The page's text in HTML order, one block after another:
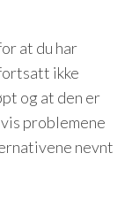
at du har
ikke
og at den er
problemene
nevnt